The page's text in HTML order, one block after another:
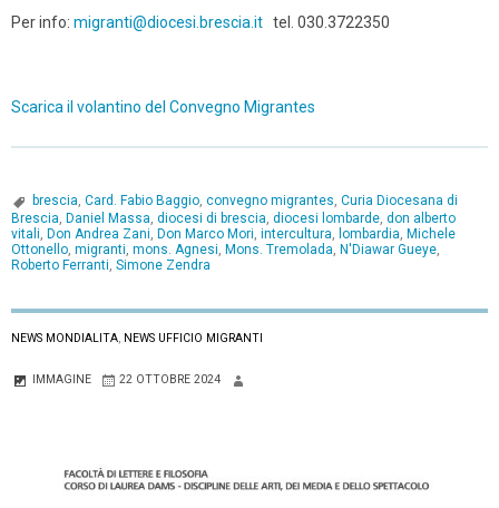
Per info: migranti@diocesi.brescia.it tel. 030.3722350
Scarica il volantino del Convegno Migrantes
brescia, Card. Fabio Baggio, convegno migrantes, Curia Diocesana di
Brescia, Daniel Massa, diocesi di brescia, diocesi lombarde, don alberto
vitali, Don Andrea Zani, Don Marco Mori, intercultura, lombardia, Michele
Ottonello, migranti, mons. Agnesi, Mons. Tremolada, N'Diawar Gueye,
Roberto Ferranti, Simone Zendra
NEWS MONDIALITA, NEWS UFFICIO MIGRANTI
IMMAGINE 22 OTTOBRE 2024